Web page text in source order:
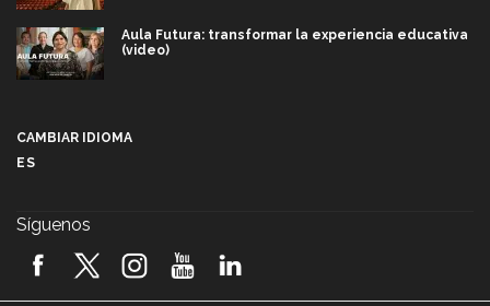
Aula Futura: transformar la experiencia educativa
(video)
2026! (video)
CAMBIAR IDIOMA
ES
Síguenos